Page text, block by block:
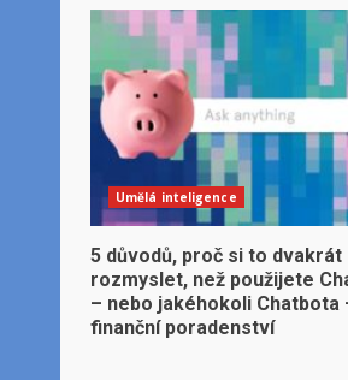
Umělá inteligence
5 důvodů, proč si to dvakrát
rozmyslet, než použijete
– nebo jakéhokoli Chatbota
finanční poradenství